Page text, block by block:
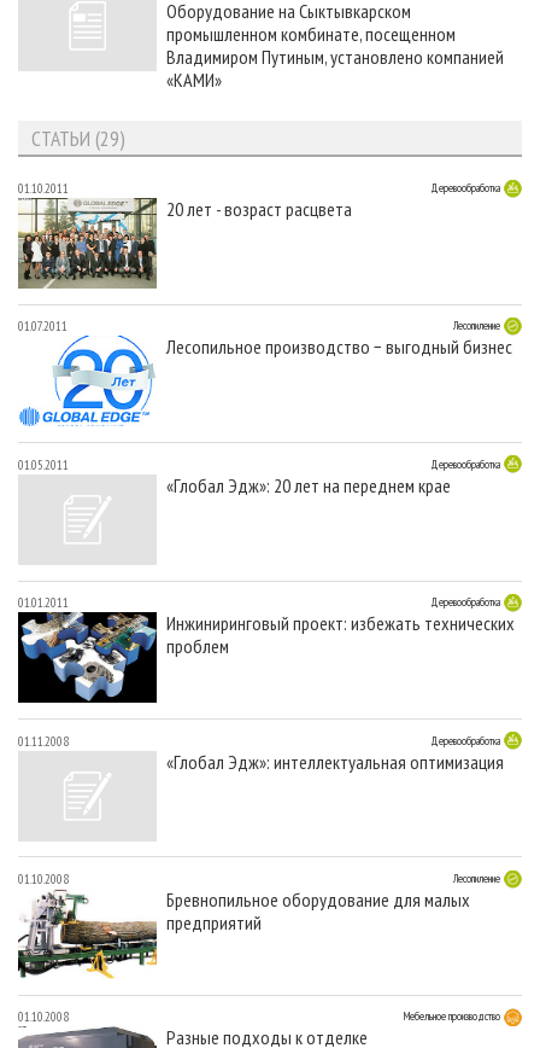
СУШКА ДРЕВЕСИНЫ
ПРОИЗВОДСТВО ДРЕВЕСНЫХ ПЛИТ
ДЕРЕВЯННОЕ ДОМОСТРОЕНИЕ
ПРОИЗВОДСТВО МЕБЕЛИ
ЦБП
ИНСТРУМЕНТ И МАТЕРИАЛЫ
ПЕРСОНЫ
МОБИЛЬНЫЕ ВЫСТАВКИ
ПРИОРИТЕТНЫЕ ИНВЕСТПРОЕКТЫ
RUSSIAN FORESTRY REVIEW
ГАЗЕТА ЛЕСПРОМФОРУМ
БИБЛИОТЕКА СПЕЦИАЛИСТА
КОНТАКТЫ
РЕКЛАМА
РЕКЛАМА НА САЙТЕ
Оборудование на Сыктывкарском
промышленном комбинате, посещенном
Владимиром Путиным, установлено компанией
«КАМИ»
СТАТЬИ (29)
01.10.2011 Деревообработка
20 лет - возраст расцвета
01.07.2011 Лесопиление
Лесопильное производство − выгодный бизнес
01.05.2011 Деревообработка
«Глобал Эдж»: 20 лет на переднем крае
01.01.2011 Деревообработка
Инжиниринговый проект: избежать технических
проблем
01.11.2008 Деревообработка
«Глобал Эдж»: интеллектуальная оптимизация
01.10.2008 Лесопиление
Бревнопильное оборудование для малых
предприятий
01.10.2008 Мебельное производство
Разные подходы к отделке